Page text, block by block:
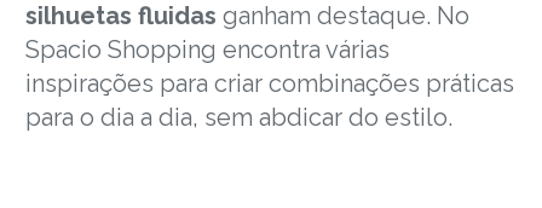
silhuetas fluidas ganham destaque. No
Spacio Shopping encontra várias
inspirações para criar combinações práticas
para o dia a dia, sem abdicar do estilo.